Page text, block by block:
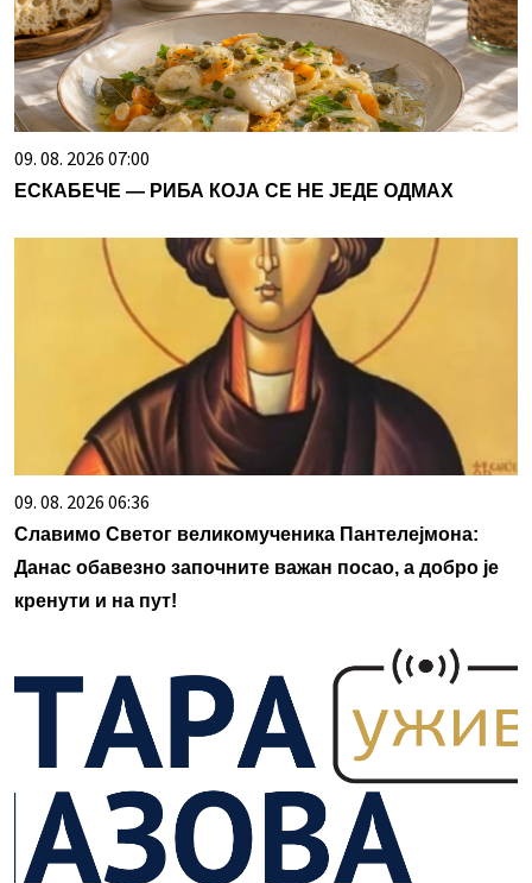
09. 08. 2026 07:00
ЕСКАБЕЧЕ — РИБА КОЈА СЕ НЕ ЈЕДЕ ОДМАХ
09. 08. 2026 06:36
Славимо Светог великомученика Пантелејмона:
Данас обавезно започните важан посао, а добро је
кренути и на пут!